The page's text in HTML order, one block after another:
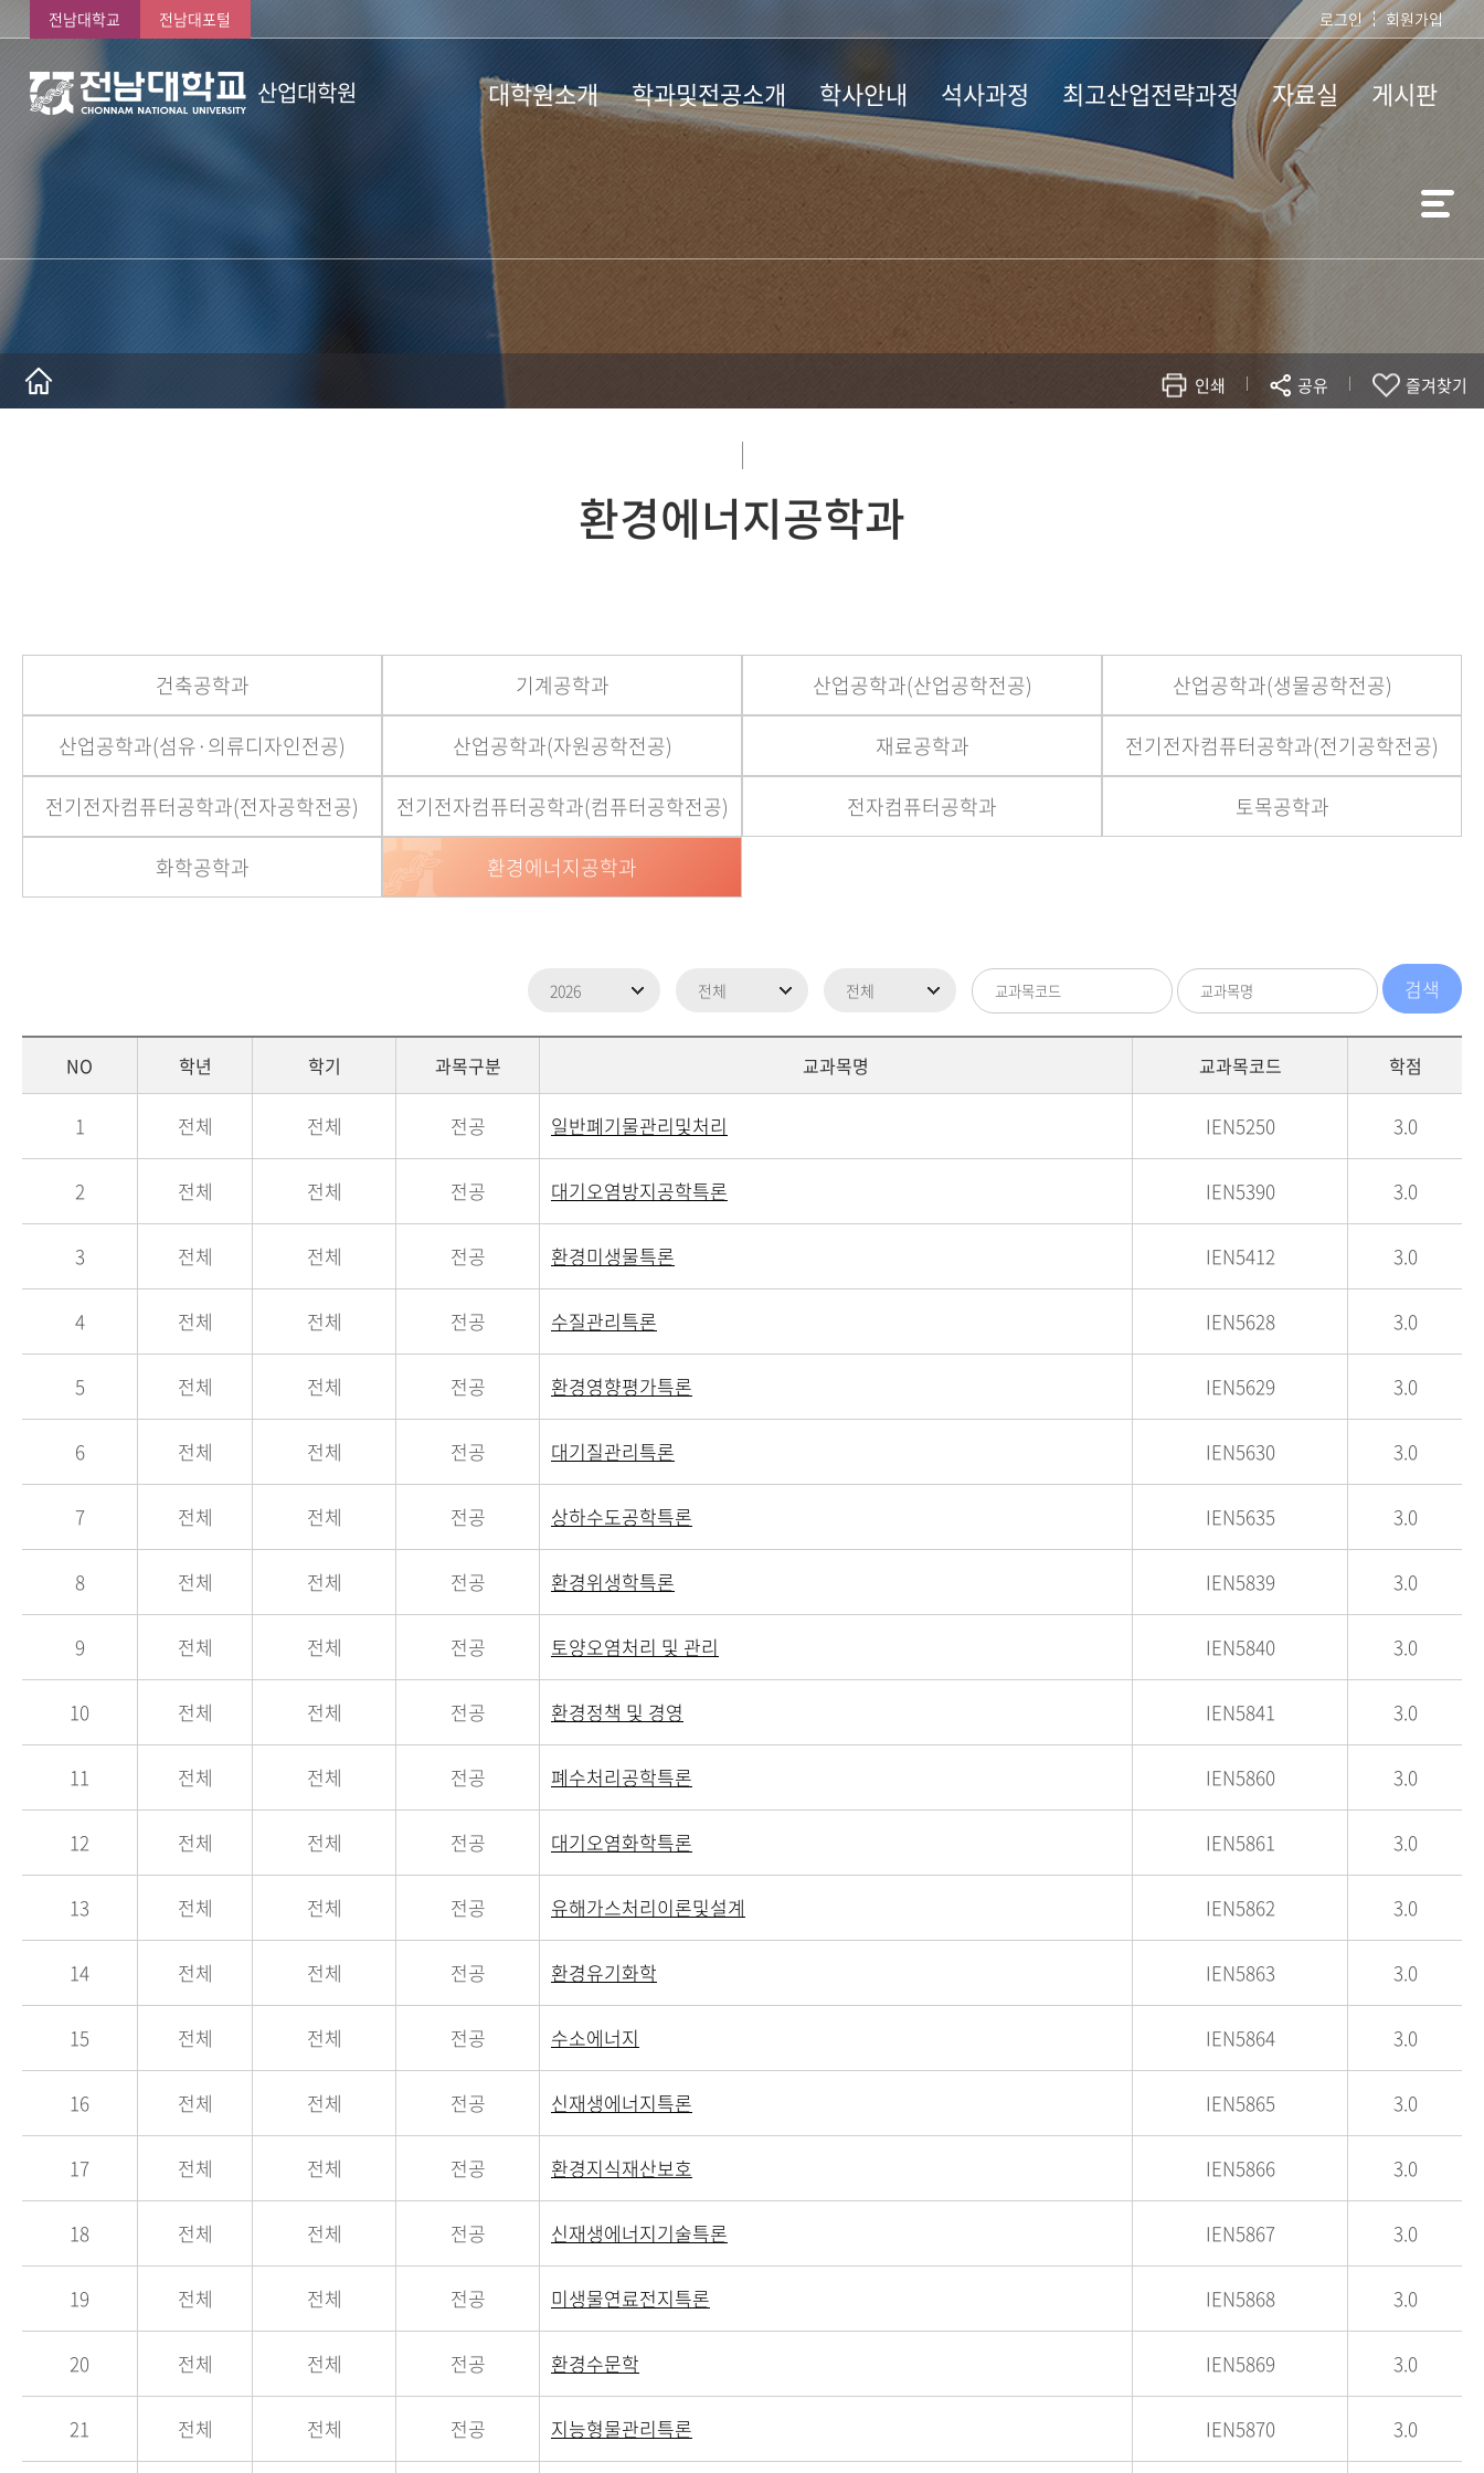
전남대학교 전남대포털 로그인 회원가입
산업대학원 대학원소개
인사말
연혁
원장단과 행정실
학칙 및 규정
오시는 길
학과및전공소개
학과소개
학사안내
학사일정
논문/졸업
장학제도
석사과정
과정소개
최고산업전략과정
과정소개
AISP-뉴스&이슈
자료실
학위논문 작성지침
각종서식
게시판
인쇄 공유 즐겨찾기
환경에너지공학과
건축공학과 기계공학과 산업공학과(산업공학전공) 산업공학과(생물공학전공)
산업공학과(섬유·의류디자인전공) 산업공학과(자원공학전공) 재료공학과 전기전자컴퓨터공학과(전기공학전공)
전기전자컴퓨터공학과(전자공학전공) 전기전자컴퓨터공학과(컴퓨터공학전공) 전자컴퓨터공학과 토목공학과
화학공학과 환경에너지공학과
NO 학년 학기 과목구분 교과목명 교과목코드 학점
1 전체 전체 전공 일반폐기물관리및처리 IEN5250 3.0
2 전체 전체 전공 대기오염방지공학특론 IEN5390 3.0
3 전체 전체 전공 환경미생물특론 IEN5412 3.0
4 전체 전체 전공 수질관리특론 IEN5628 3.0
5 전체 전체 전공 환경영향평가특론 IEN5629 3.0
6 전체 전체 전공 대기질관리특론 IEN5630 3.0
7 전체 전체 전공 상하수도공학특론 IEN5635 3.0
8 전체 전체 전공 환경위생학특론 IEN5839 3.0
9 전체 전체 전공 토양오염처리 및 관리 IEN5840 3.0
10 전체 전체 전공 환경정책 및 경영 IEN5841 3.0
11 전체 전체 전공 폐수처리공학특론 IEN5860 3.0
12 전체 전체 전공 대기오염화학특론 IEN5861 3.0
13 전체 전체 전공 유해가스처리이론및설계 IEN5862 3.0
14 전체 전체 전공 환경유기화학 IEN5863 3.0
15 전체 전체 전공 수소에너지 IEN5864 3.0
16 전체 전체 전공 신재생에너지특론 IEN5865 3.0
17 전체 전체 전공 환경지식재산보호 IEN5866 3.0
18 전체 전체 전공 신재생에너지기술특론 IEN5867 3.0
19 전체 전체 전공 미생물연료전지특론 IEN5868 3.0
20 전체 전체 전공 환경수문학 IEN5869 3.0
21 전체 전체 전공 지능형물관리특론 IEN5870 3.0